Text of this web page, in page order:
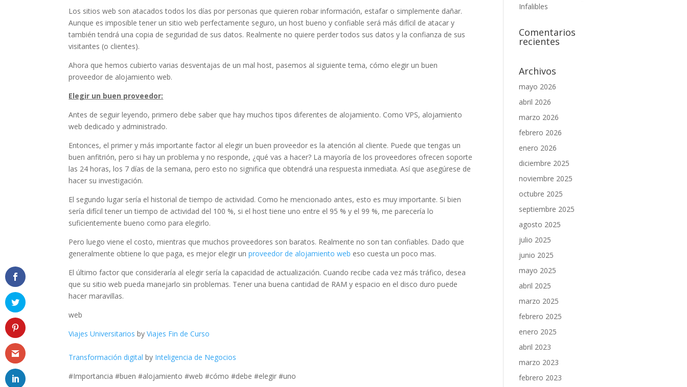
Los sitios web son atacados todos los días por personas que quieren robar información, estafar o simplemente dañar.
Aunque es imposible tener un sitio web perfectamente seguro, un host bueno y confiable será más difícil de atacar y
también tendrá una copia de seguridad de sus datos. Realmente no quiere perder todos sus datos y la confianza de sus
visitantes (o clientes).
Ahora que hemos cubierto varias desventajas de un mal host, pasemos al siguiente tema, cómo elegir un buen
proveedor de alojamiento web.
Elegir un buen proveedor:
Antes de seguir leyendo, primero debe saber que hay muchos tipos diferentes de alojamiento. Como VPS, alojamiento
web dedicado y administrado.
Entonces, el primer y más importante factor al elegir un buen proveedor es la atención al cliente. Puede que tengas un
buen anfitrión, pero si hay un problema y no responde, ¿qué vas a hacer? La mayoría de los proveedores ofrecen soporte
las 24 horas, los 7 días de la semana, pero esto no significa que obtendrá una respuesta inmediata. Así que asegúrese de
hacer su investigación.
El segundo lugar sería el historial de tiempo de actividad. Como he mencionado antes, esto es muy importante. Si bien
sería difícil tener un tiempo de actividad del 100 %, si el host tiene uno entre el 95 % y el 99 %, me parecería lo
suficientemente bueno como para elegirlo.
Pero luego viene el costo, mientras que muchos proveedores son baratos. Realmente no son tan confiables. Dado que
generalmente obtiene lo que paga, es mejor elegir unproveedor de alojamiento web eso cuesta un poco mas.
El último factor que consideraría al elegir sería la capacidad de actualización. Cuando recibe cada vez más tráfico, desea
que su sitio web pueda manejarlo sin problemas. Tener una buena cantidad de RAM y espacio en el disco duro puede
hacer maravillas.
web
Viajes Universitarios byViajes Fin de Curso
Transformación digital by Inteligencia de Negocios
#Importancia #buen #alojamiento #web #cómo #debe #elegir #uno
Infalibles
Comentarios
recientes
Archivos
mayo 2026
abril 2026
marzo 2026
febrero 2026
enero 2026
diciembre 2025
noviembre 2025
octubre 2025
septiembre 2025
agosto 2025
julio 2025
junio 2025
mayo 2025
abril 2025
marzo 2025
febrero 2025
enero 2025
abril 2023
marzo 2023
febrero 2023